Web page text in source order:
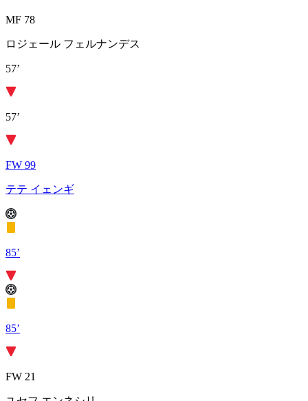
MF 78
ロジェール フェルナンデス
57’
57’
FW 99
テテ イェンギ
85’
85’
FW 21